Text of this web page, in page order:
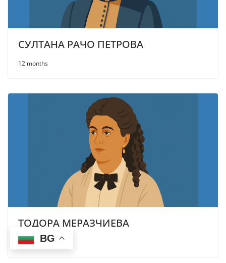
СУЛТАНА РАЧО ПЕТРОВА
12 months
ТОДОРА МЕРАЗЧИЕВА
12 monthsBG